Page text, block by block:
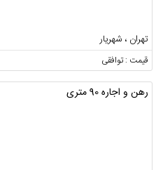
تهران ، شهریار
قیمت : توافقی
رهن و اجاره 90 متری